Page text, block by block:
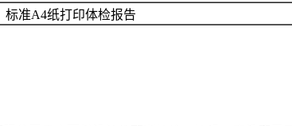
标准A4纸打印体检报告